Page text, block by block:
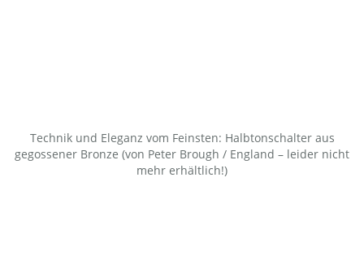
Technik und Eleganz vom Feinsten: Halbtonschalter aus
gegossener Bronze (von Peter Brough / England – leider nicht
mehr erhältlich!)